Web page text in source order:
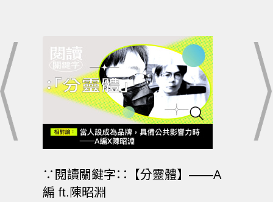
∵閱讀關鍵字∷【分靈體】——A
編 ft.陳昭淵